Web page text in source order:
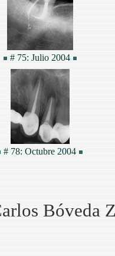
# 75: Julio 2004
# 78: Octubre 2004
Bóveda